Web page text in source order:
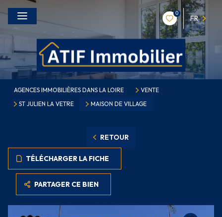
0
FR
AGENCES IMMOBILIÈRES DANS LA LOIRE
VENTE
ST JULIEN LA VETRE
MAISON DE VILLAGE
RETOUR
TÉLÉCHARGER LA FICHE
PARTAGER CE BIEN